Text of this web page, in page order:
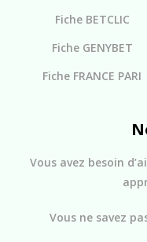
Fiche BETCLIC
Fiche GENYBET
Fiche FRANCE PARI
Vous avez besoin
Vous ne savez